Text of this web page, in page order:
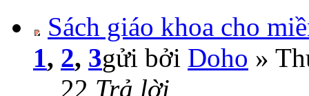
Sách giáo khoa cho
1, 2, 3gửi bởi Doho »
22 Trả lời